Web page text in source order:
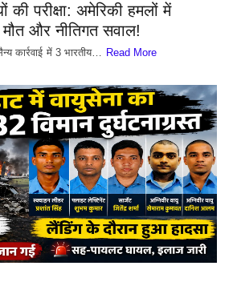
की परीक्षा: अमेरिकी हमलों में
मौत और नीतिगत सवाल!
कार्रवाई में 3 भारतीय… Read More